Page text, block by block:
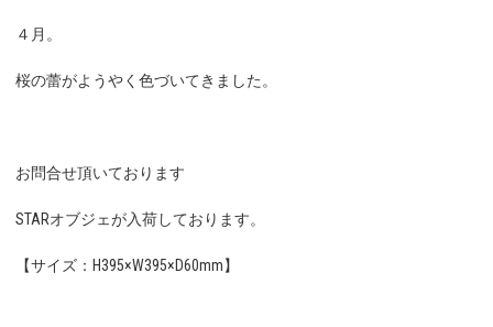
４月。
桜の蕾がようやく色づいてきました。
お問合せ頂いております
STARオブジェが入荷しております。
【サイズ：H395×W395×D60mm】